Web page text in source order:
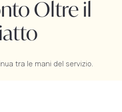
Oltre il
tra le mani del servizio.